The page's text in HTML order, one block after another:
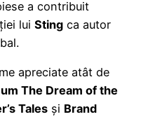
a contribuit
lui Sting ca autor
apreciate atât de
The Dream of the
Tales și Brand